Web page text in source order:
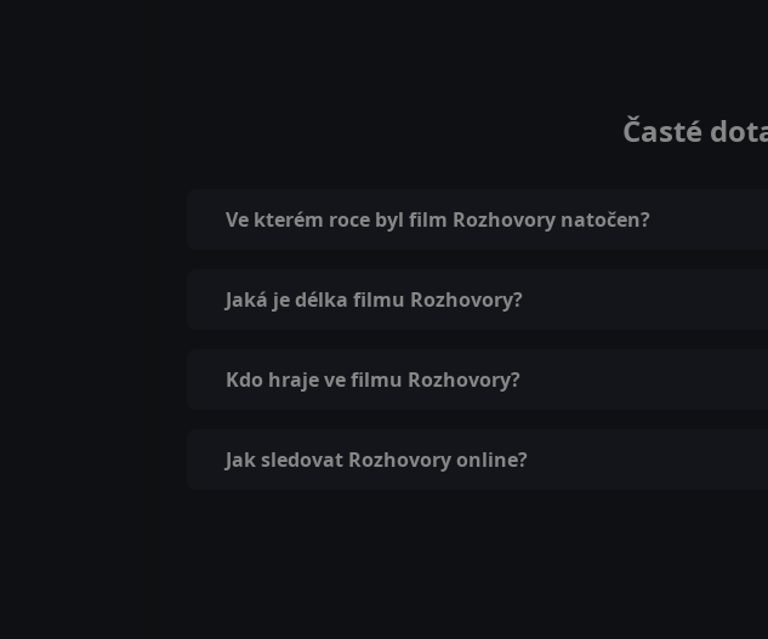
Časté
Ve kterém roce byl film Rozhovory natočen?
Jaká je délka filmu Rozhovory?
Kdo hraje ve filmu Rozhovory?
Jak sledovat Rozhovory online?